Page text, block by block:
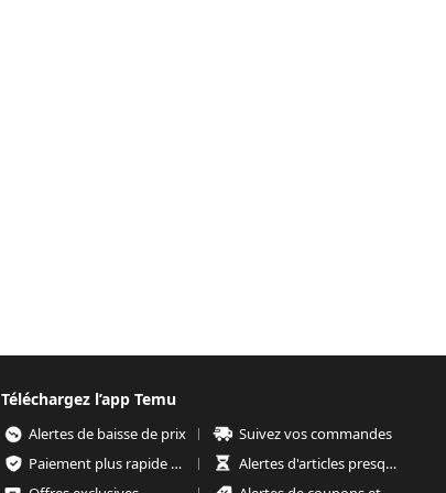
Téléchargez l’app Temu
Alertes de baisse de prix
Suivez vos commandes
Paiement plus rapide et plus sécurisé
Alertes d'articles presque épuisés